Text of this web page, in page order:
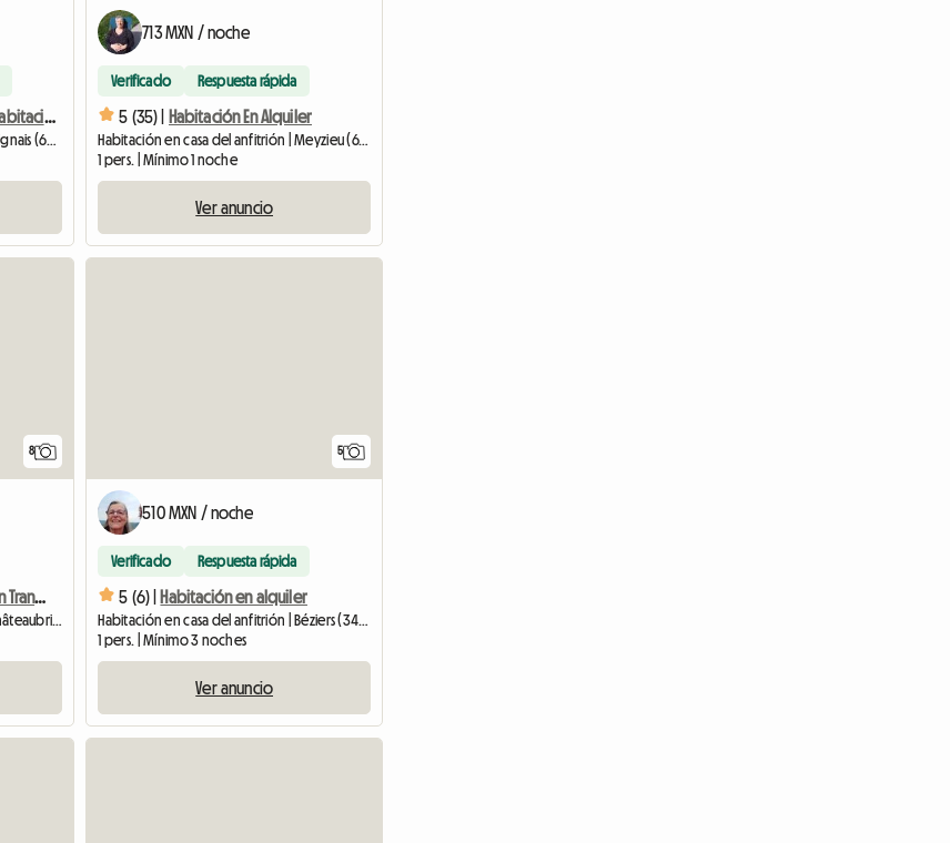
Brignais Alquila Gran Habitación Tranquila
Habitación en casa del anfitrión | Brignais (69530) | 16 M2
713 MXN / noche
Verificado Respuesta rápida
5 (35) | Habitación En Alquiler
Habitación en casa del anfitrión | Meyzieu (69330) | 16 M2
1 pers. | Mínimo 1 noche
Ver anuncio
8
Encantadora Habitación Tranquila
Habitación en casa del anfitrión | Châteaubriant (44110) | 20 M2
5
510 MXN / noche
Verificado Respuesta rápida
5 (6) | Habitación en alquiler
Habitación en casa del anfitrión | Béziers (34500) | 12 M2
1 pers. | Mínimo 3 noches
Ver anuncio